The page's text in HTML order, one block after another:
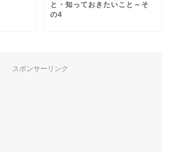
と・知っておきたいこと～そ
の4
スポンサーリンク